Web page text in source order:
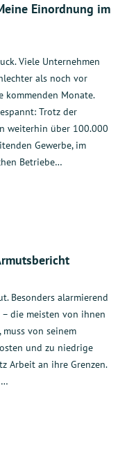
Einordnung im
Viele Unternehmen
als noch vor
kommenden Monate.
Trotz der
weiterhin über 100.000
Gewerbe, im
Betriebe…
Besonders alarmierend
die meisten von ihnen
von seinem
und zu niedrige
Arbeit an ihre Grenzen.